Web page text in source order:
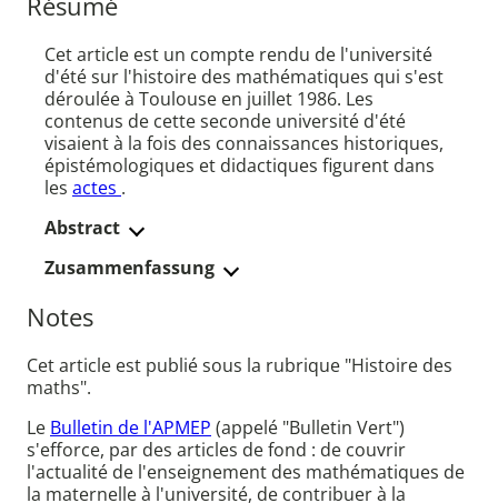
Cet article est un compte rendu de l'université
d'été sur l'histoire des mathématiques qui s'est
déroulée à Toulouse en juillet 1986. Les
contenus de cette seconde université d'été
visaient à la fois des connaissances historiques,
épistémologiques et didactiques figurent dans
les actes .
Abstract
Zusammenfassung
Notes
Cet article est publié sous la rubrique "Histoire des
maths".
Le Bulletin de l'APMEP (appelé "Bulletin Vert")
s'efforce, par des articles de fond : de couvrir
l'actualité de l'enseignement des mathématiques de
la maternelle à l'université, de contribuer à la